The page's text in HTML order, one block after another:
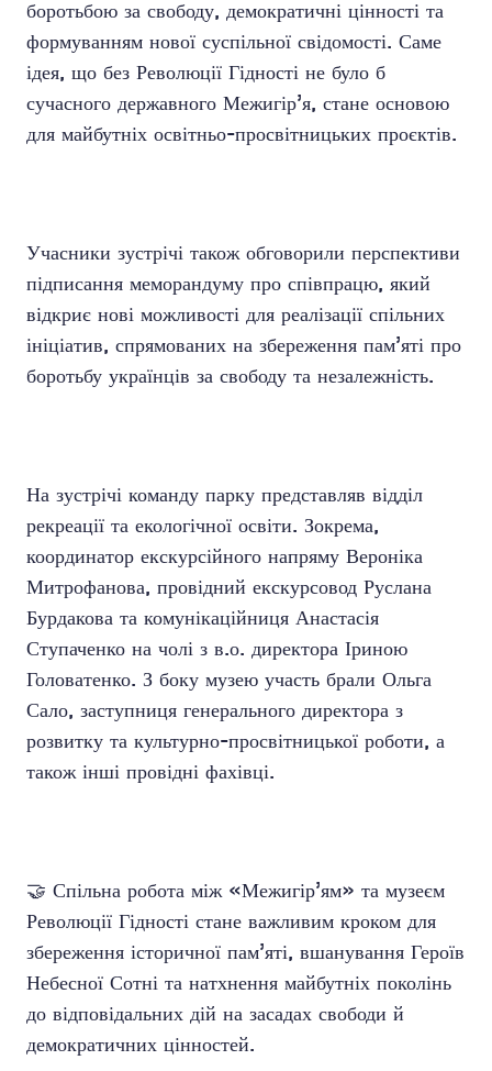
боротьбою за свободу, демократичні цінності та
формуванням нової суспільної свідомості. Саме
ідея, що без Революції Гідності не було б
сучасного державного Межигір’я, стане основою
для майбутніх освітньо-просвітницьких проєктів.
Учасники зустрічі також обговорили перспективи
підписання меморандуму про співпрацю, який
відкриє нові можливості для реалізації спільних
ініціатив, спрямованих на збереження пам’яті про
боротьбу українців за свободу та незалежність.
На зустрічі команду парку представляв відділ
рекреації та екологічної освіти. Зокрема,
координатор екскурсійного напряму Вероніка
Митрофанова, провідний екскурсовод Руслана
Бурдакова та комунікаційниця Анастасія
Ступаченко на чолі з в.о. директора Іриною
Головатенко. З боку музею участь брали Ольга
Сало, заступниця генерального директора з
розвитку та культурно-просвітницької роботи, а
також інші провідні фахівці.
🤝 Спільна робота між «Межигір’ям» та музеєм
Революції Гідності стане важливим кроком для
збереження історичної пам’яті, вшанування Героїв
Небесної Сотні та натхнення майбутніх поколінь
до відповідальних дій на засадах свободи й
демократичних цінностей.